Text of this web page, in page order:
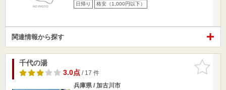
日帰り 格安（1,000円以下）
関連情報から探す
お気に入
りに追加
千代の湯
3.0点/ 17 件
兵庫県 / 加古川市